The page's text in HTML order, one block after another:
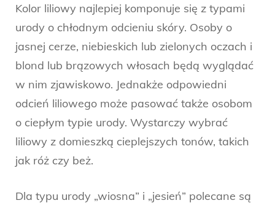
Kolor liliowy najlepiej komponuje się z typami
urody o chłodnym odcieniu skóry. Osoby o
jasnej cerze, niebieskich lub zielonych oczach i
blond lub brązowych włosach będą wyglądać
w nim zjawiskowo. Jednakże odpowiedni
odcień liliowego może pasować także osobom
o ciepłym typie urody. Wystarczy wybrać
liliowy z domieszką cieplejszych tonów, takich
jak róż czy beż.
Dla typu urody „wiosna” i „jesień” polecane są